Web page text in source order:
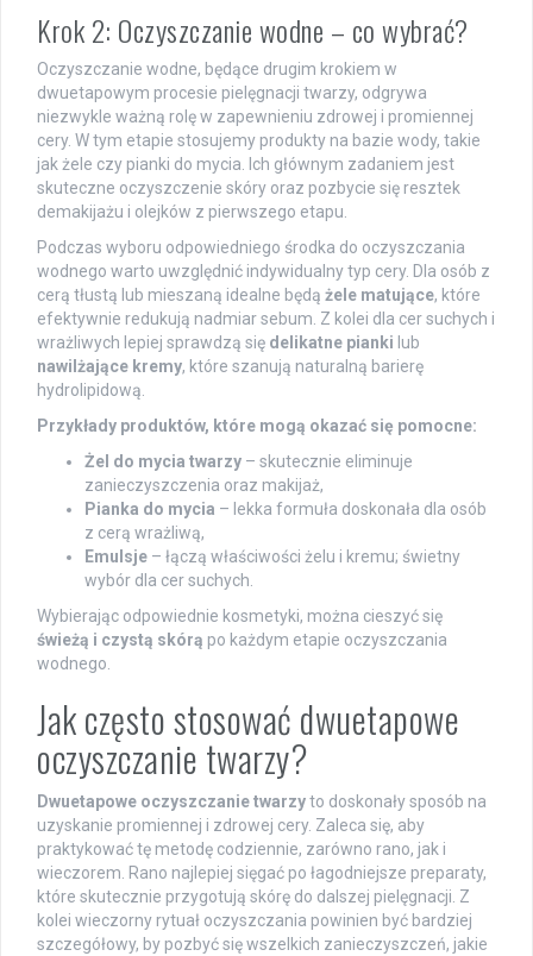
Krok 2: Oczyszczanie wodne – co wybrać?
Oczyszczanie wodne, będące drugim krokiem w
dwuetapowym procesie pielęgnacji twarzy, odgrywa
niezwykle ważną rolę w zapewnieniu zdrowej i promiennej
cery. W tym etapie stosujemy produkty na bazie wody, takie
jak żele czy pianki do mycia. Ich głównym zadaniem jest
skuteczne oczyszczenie skóry oraz pozbycie się resztek
demakijażu i olejków z pierwszego etapu.
Podczas wyboru odpowiedniego środka do oczyszczania
wodnego warto uwzględnić indywidualny typ cery. Dla osób z
cerą tłustą lub mieszaną idealne będą żele matujące, które
efektywnie redukują nadmiar sebum. Z kolei dla cer suchych i
wrażliwych lepiej sprawdzą się delikatne pianki lub
nawilżające kremy, które szanują naturalną barierę
hydrolipidową.
Przykłady produktów, które mogą okazać się pomocne:
Żel do mycia twarzy – skutecznie eliminuje
zanieczyszczenia oraz makijaż,
Pianka do mycia – lekka formuła doskonała dla osób
z cerą wrażliwą,
Emulsje – łączą właściwości żelu i kremu; świetny
wybór dla cer suchych.
Wybierając odpowiednie kosmetyki, można cieszyć się
świeżą i czystą skórą po każdym etapie oczyszczania
wodnego.
Jak często stosować dwuetapowe
oczyszczanie twarzy?
Dwuetapowe oczyszczanie twarzyto doskonały sposób na
uzyskanie promiennej i zdrowej cery. Zaleca się, aby
praktykować tę metodę codziennie, zarówno rano, jak i
wieczorem. Rano najlepiej sięgać po łagodniejsze preparaty,
które skutecznie przygotują skórę do dalszej pielęgnacji. Z
kolei wieczorny rytuał oczyszczania powinien być bardziej
szczegółowy, by pozbyć się wszelkich zanieczyszczeń, jakie